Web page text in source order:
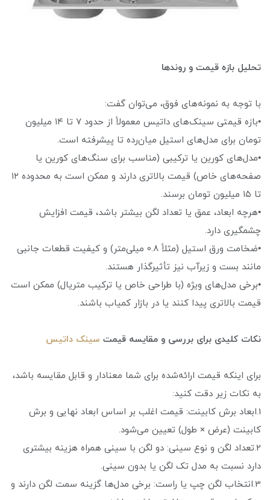
تحلیل بازه قیمت و روندها
با توجه به نمونه‌های فوق، می‌توان گفت:
•بازه قیمتی سینک‌های داتیس معمولاً از حدود ۷ تا ۱۴ میلیون
تومان برای مدل‌های استیل میان‌رده تا پیشرفته است.
•مدل‌های کورین یا ترکیبی (مناسب برای سنگ‌های کورین یا
صفحه‌های خاص) قیمت بالاتری دارند و ممکن است به محدوده ۱۲
تا ۱۵ میلیون تومان برسند.
•هرچه ابعاد، عمق یا تعداد لگن بیشتر باشد، قیمت افزایش
چشمگیری دارد.
•ضخامت ورق استیل (مثلاً 0.8 میلی‌متر) و کیفیت قطعات جانبی
مانند بست و زیرآب نیز تأثیرگذار هستند.
•برخی مدل‌های ویژه (با طراحی خاص یا ترکیب متریال) ممکن است
قیمت بالاتری پیدا کنند یا در بازار کمیاب باشند.
نکات کلیدی برای بررسی و مقایسه قیمت سینک داتیس
برای اینکه قیمت ارائه‌شده برای شما معنادار و قابل مقایسه باشد،
به نکات زیر دقت کنید:
1.ابعاد برش کابینت: قیمت اغلب بر اساس ابعاد نهایی و برش
کابینت (عرض × طول) تعیین می‌شود.
2.تعداد لگن و نوع سینی: دو لگن با سینی همراه هزینه بیشتری
دارد نسبت به مدل تک لگن یا بدون سینی.
3.انتخاب لگن چپ یا راست: برخی مدل‌ها گزینه سمت لگن دارند و